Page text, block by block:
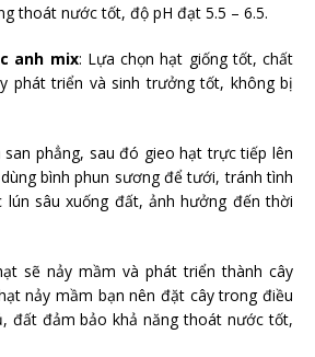
thoát nước tốt, độ pH đạt 5.5 – 6.5.
anh mix: Lựa chọn hạt giống tốt, chất
phát triển và sinh trưởng tốt, không bị
phẳng, sau đó gieo hạt trực tiếp lên
bình phun sương để tưới, tránh tình
sâu xuống đất, ảnh hưởng đến thời
sẽ nảy mầm và phát triển thành cây
nảy mầm bạn nên đặt cây trong điều
đất đảm bảo khả năng thoát nước tốt,